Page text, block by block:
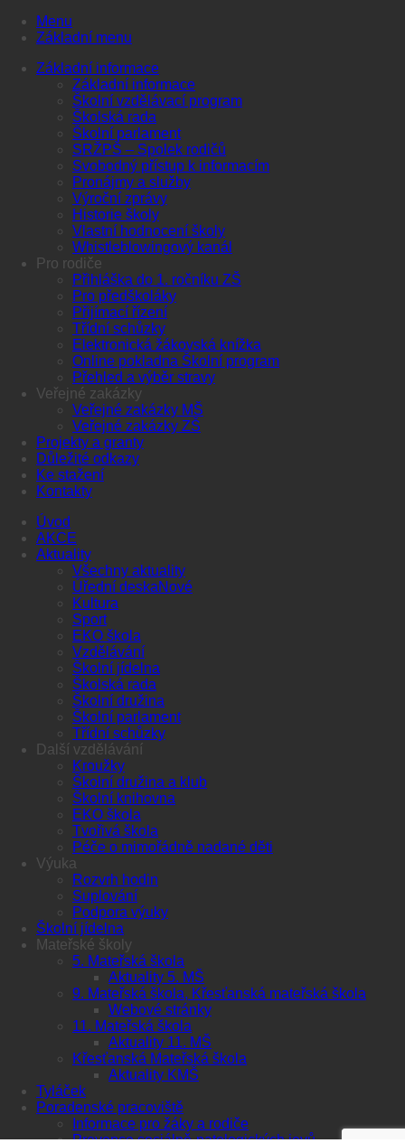
Menu
Základní menu
Základní informace
Základní informace
Školní vzdělávací program
Školská rada
Školní parlament
SRŽPŠ – Spolek rodičů
Svobodný přístup k informacím
Pronájmy a služby
Výroční zprávy
Historie školy
Vlastní hodnocení školy
Whistleblowingový kanál
Pro rodiče
Přihláška do 1. ročníku ZŠ
Pro předškoláky
Přijímací řízení
Třídní schůzky
Elektronická žákovská knížka
Online pokladna Školní program
Přehled a výběr stravy
Veřejné zakázky
Veřejné zakázky MŠ
Veřejné zakázky ZŠ
Projekty a granty
Důležité odkazy
Ke stažení
Kontakty
Úvod
AKCE
Aktuality
Všechny aktuality
Úřední deska
Kultura
Sport
EKO škola
Vzdělávání
Školní jídelna
Školská rada
Školní družina
Školní parlament
Třídní schůzky
Další vzdělávání
Kroužky
Školní družina a klub
Školní knihovna
EKO škola
Tvořivá škola
Péče o mimořádně nadané děti
Výuka
Rozvrh hodin
Suplování
Podpora výuky
Školní jídelna
Mateřské školy
5. Mateřská škola
Aktuality 5. MŠ
9. Mateřská škola, Křesťanská mateřská škola
Webové stránky
11. Mateřská škola
Aktuality 11. MŠ
Křesťanská Mateřská škola
Aktuality KMŠ
Tyláček
Poradenské pracoviště
Informace pro žáky a rodiče